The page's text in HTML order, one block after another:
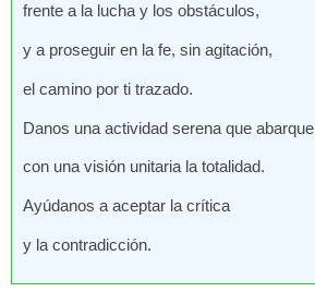
frente a la lucha y los obstáculos,
y a proseguir en la fe, sin agitación,
el camino por ti trazado.
Danos una actividad serena que abarque
con una visión unitaria la totalidad.
Ayúdanos a aceptar la crítica
y la contradicción.